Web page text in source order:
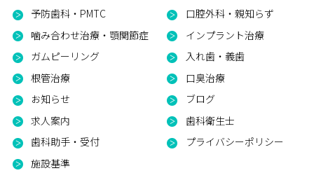
予防歯科・PMTC
口腔外科・親知らず
噛み合わせ治療・顎関節症
インプラント治療
ガムピーリング
入れ歯・義歯
根管治療
口臭治療
お知らせ
ブログ
求人案内
歯科衛生士
歯科助手・受付
プライバシーポリシー
施設基準